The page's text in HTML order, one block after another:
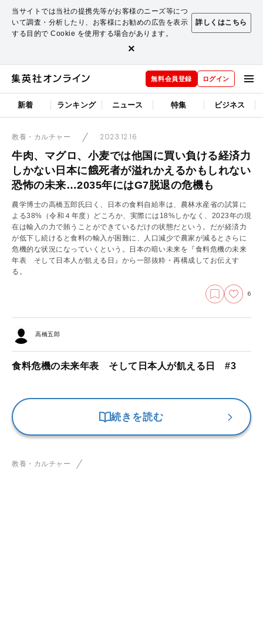
当サイトでは当社の提携先等がお客様のニーズ等につ
いて調査・分析したり、お客様にお勧めの広告を表示
する目的で Cookie を使用する場合があります。
詳しくはこちら
×
無料会員登録 ログイン
新着 ランキング ニュース 特集 ビジネス
教養・カルチャー 2023.12.16
牛肉、マグロ、小麦では他国に買い負ける経済力
しかない日本に餓死者が溢れかえるかもしれない
恐怖の未来…2035年にはG7脱退の危機も
農学博士の高橋五郎氏曰く、日本の食料自給率は、農林水産省の試算に
よる38%（令和４年度）どころか、実際には18%しかなく、2023年の現
在は輸入の力で賄うことができているだけの状態だという。だが経済力
が低下し続けると食料の輸入が困難に、人口減少で農家が減るとさらに
危機的な状況になっていくという。日本の暗い未来を『食料危機の未来
年表 そして日本人が飢える日』から一部抜粋・再構成してお伝えす
る。
6
高橋五郎
食料危機の未来年表 そして日本人が飢える日 #3
続きを読む
教養・カルチャー